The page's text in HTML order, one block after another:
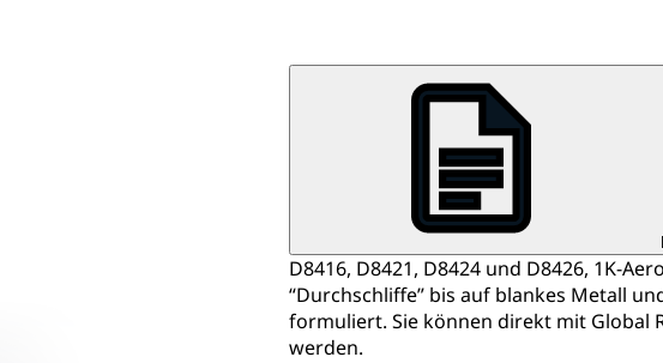
D8416, D8421, D8424 und D8426, 1K-
“Durchschliffe” bis auf blankes Metall
formuliert. Sie können direkt mit Global
werden.